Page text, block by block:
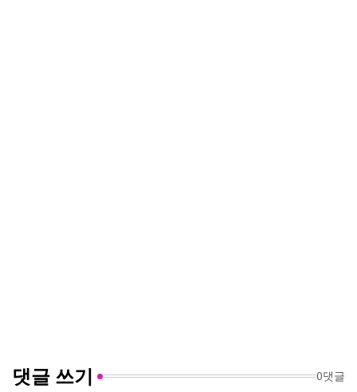
댓글 쓰기 0댓글